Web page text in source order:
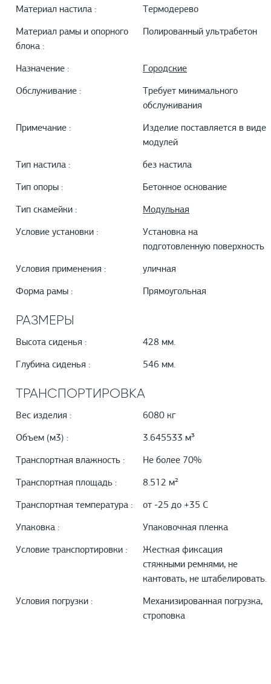
Материал настила : Термодерево
Материал рамы и опорного
блока :
Полированный ультрабетон
Назначение : Городские
Обслуживание :
Требует минимального
обслуживания
Примечание :
Изделие поставляется в виде
модулей
Тип настила : без настила
Тип опоры : Бетонное основание
Тип скамейки : Модульная
Условие установки :
Установка на
подготовленную поверхность
Условия применения : уличная
Форма рамы : Прямоугольная
РАЗМЕРЫ
Высота сиденья : 428 мм.
Глубина сиденья : 546 мм.
ТРАНСПОРТИРОВКА
Вес изделия : 6080 кг
Объем (м3) : 3.645533 м³
Транспортная влажность : Не более 70%
Транспортная площадь : 8.512 м²
Транспортная температура : от -25 до +35 С
Упаковка : Упаковочная пленка
Условие транспортировки :
Жесткая фиксация
стяжными ремнями, не
кантовать, не штабелировать.
Условия погрузки :
Механизированная погрузка,
строповка